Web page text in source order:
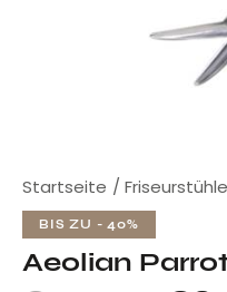
Startseite Friseurstühle
BIS ZU - 40%
Aeolian